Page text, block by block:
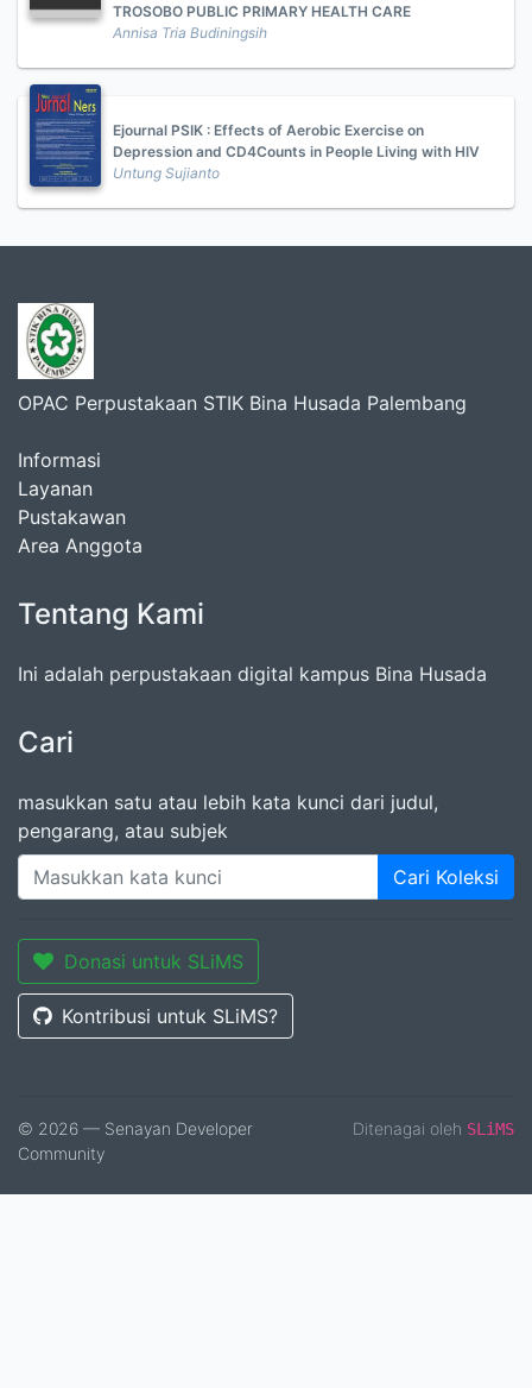
TROSOBO PUBLIC PRIMARY HEALTH CARE
Annisa Tria Budiningsih
Ejournal PSIK : Effects of Aerobic Exercise on
Depression and CD4Counts in People Living with HIV
Untung Sujianto
OPAC Perpustakaan STIK Bina Husada Palembang
Informasi
Layanan
Pustakawan
Area Anggota
Tentang Kami
Ini adalah perpustakaan digital kampus Bina Husada
Cari
masukkan satu atau lebih kata kunci dari judul,
pengarang, atau subjek
Cari Koleksi
Donasi untuk SLiMS
Kontribusi untuk SLiMS?
© 2026 — Senayan Developer
Community
Ditenagai oleh SLiMS